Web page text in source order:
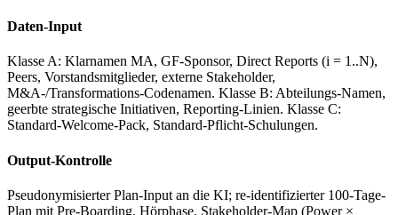
Daten-Input
Klasse A: Klarnamen MA, GF-Sponsor, Direct Reports (i = 1..N),
Peers, Vorstandsmitglieder, externe Stakeholder,
M&A-/Transformations-Codenamen. Klasse B: Abteilungs-Namen,
geerbte strategische Initiativen, Reporting-Linien. Klasse C:
Standard-Welcome-Pack, Standard-Pflicht-Schulungen.
Output-Kontrolle
Pseudonymisierter Plan-Input an die KI; re-identifizierter 100-Tage-
Plan mit Pre-Boarding, Hörphase, Stakeholder-Map (Power ×